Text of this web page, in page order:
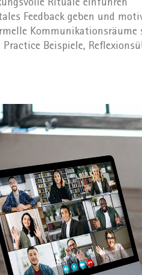
Rituale einführen
Feedback geben und
Kommunikationsräume
Practice Beispiele,